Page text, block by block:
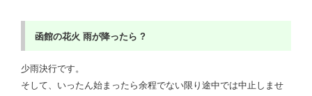
函館の花火 雨が降ったら ?
少雨決行です。
そして、いったん始まったら余程でない限り途中では中止しませ